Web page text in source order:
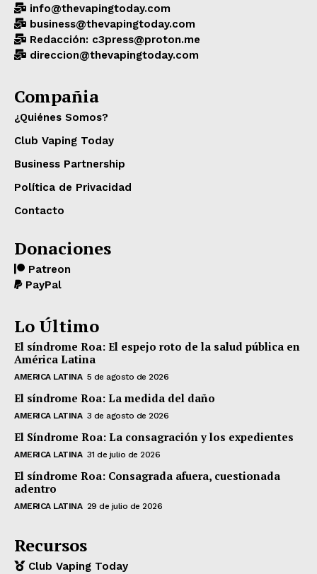
info@thevapingtoday.com
business@thevapingtoday.com
Redacción: c3press@proton.me
direccion@thevapingtoday.com
Compañia
¿Quiénes Somos?
Club Vaping Today
Business Partnership
Política de Privacidad
Contacto
Donaciones
Patreon
PayPal
Lo Último
El síndrome Roa: El espejo roto de la salud pública en
América Latina
AMERICA LATINA 5 de agosto de 2026
El síndrome Roa: La medida del daño
AMERICA LATINA 3 de agosto de 2026
El Síndrome Roa: La consagración y los expedientes
AMERICA LATINA 31 de julio de 2026
El síndrome Roa: Consagrada afuera, cuestionada
adentro
AMERICA LATINA 29 de julio de 2026
Recursos
Club Vaping Today